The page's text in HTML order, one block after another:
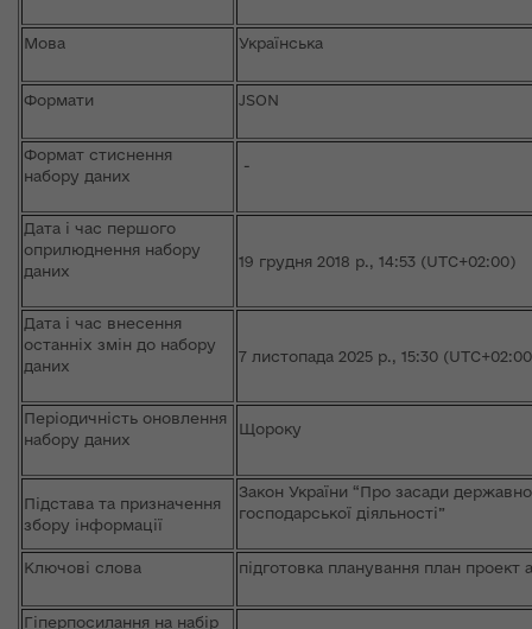
Мова Українська
Формати JSON
Формат стиснення
набору даних
-
Дата і час першого
оприлюднення набору
даних
19 грудня 2018 р., 14:53 (UTC+02:00)
Дата і час внесення
останніх змін до набору
даних
7 листопада 2025 р., 15:30
Періодичність оновлення
набору даних
Щороку
Підстава та призначення
збору інформації
Закон України “Про засади
господарської діяльності”
Ключові слова підготовка планування план проект
Гіперпосилання на набір